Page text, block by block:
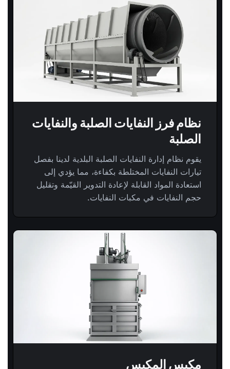
نظام فرز النفايات الصلبة والنفايات
الصلبة
يقوم نظام إدارة النفايات الصلبة البلدية لدينا بفصل
تيارات النفايات المختلطة بكفاءة، مما يؤدي إلى
استعادة المواد القابلة لإعادة التدوير القيّمة وتقليل
حجم النفايات في مكبات النفايات.
مكبس المكبس